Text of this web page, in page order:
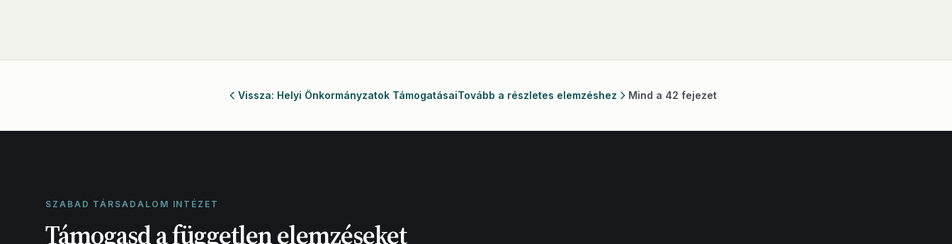
Vissza: Helyi Önkormányzatok TámogatásaiTovább a részletes elemzéshez Mind a 42 fejezet
SZABAD TÁRSADALOM INTÉZET
Támogasd a független elemzéseket